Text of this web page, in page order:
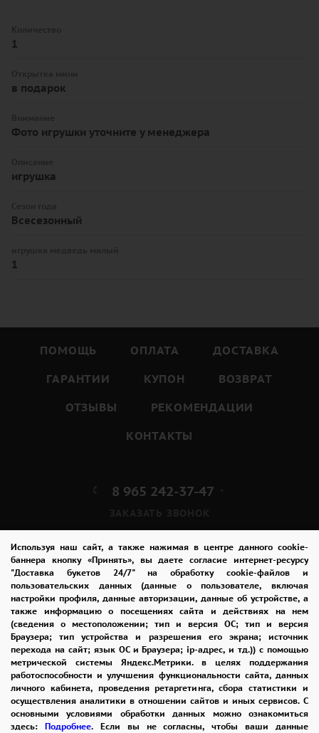
Используя наш сайт, а также нажимая в центре данного cookie-
баннера кнопку «Принять», вы даете согласие интернет-ресурсу
"Доставка букетов 24/7" на обработку cookie-файлов и
пользовательских данных (данные о пользователе, включая
настройки профиля, данные авторизации, данные об устройстве, а
также информацию о посещениях сайта и действиях на нем
(сведения о местоположении; тип и версия ОС; тип и версия
Браузера; тип устройства и разрешения его экрана; источник
перехода на сайт; язык ОС и Браузера; ip-адрес, и тд.)) с помощью
метрической системы Яндекс.Метрики. в целях поддержания
работоспособности и улучшения функциональности сайта, данных
личного кабинета, проведения ретаргетинга, сбора статистики и
осуществления аналитики в отношении сайтов и иных сервисов. С
основными условиями обработки данных можно ознакомиться
здесь: Подробнее. Если вы не согласны, чтобы ваши данные
1
в подарок
Фото игрушки уточните у менеджера
игрушка
Всесезонный
1
ПОМОЩЬ ОПЛАТА
ДОСТАВКА
ГАРАНТИИ
КУПОН
ВОЗВРАТ
ОТЗЫВЫ
РЕКОМЕНДАЦИИ
КОНТАКТЫ
8 965 242-37-47
admin@buket24delivery.ru
пр. Михаила Нагибина д. 32И,
ТЦ «Горизонт»
ПОЛИТИКА КОНФИДЕНЦИАЛЬНОСТИ
2026 © "Доставка цветов в Ростове-на-Дону"
Публичная оферта
Открыть ИП поможет ООО «Банк Точка»